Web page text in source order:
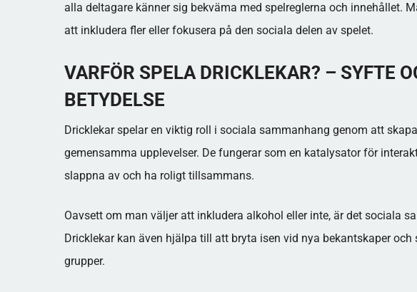
alla deltagare känner sig bekväma med spelreglerna och innehållet.
att inkludera fler eller fokusera på den sociala delen av spelet.
VARFÖR SPELA DRICKLEKAR? – SYFTE
BETYDELSE
Dricklekar spelar en viktig roll i sociala sammanhang genom att
gemensamma upplevelser. De fungerar som en katalysator för
slappna av och ha roligt tillsammans.
Oavsett om man väljer att inkludera alkohol eller inte, är det sociala
Dricklekar kan även hjälpa till att bryta isen vid nya bekantskaper
grupper.